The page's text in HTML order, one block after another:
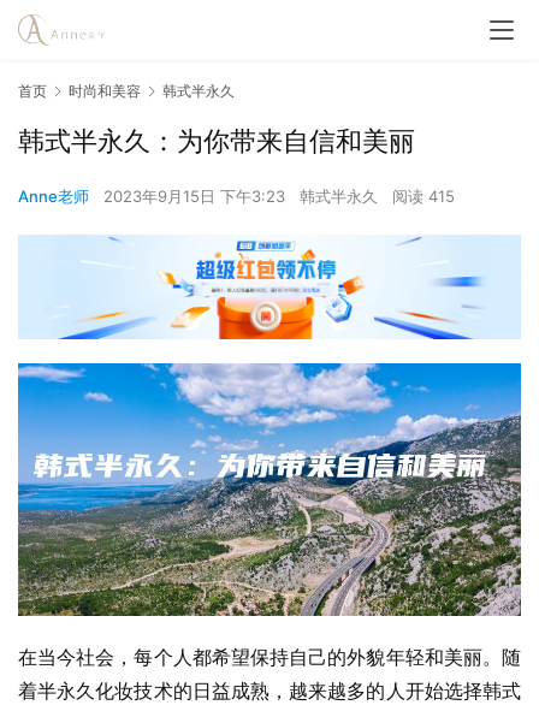
首页 时尚和美容 韩式半永久
韩式半永久：为你带来自信和美丽
Anne老师 2023年9月15日 下午3:23 韩式半永久 阅读 415
在当今社会，每个人都希望保持自己的外貌年轻和美丽。随
着半永久化妆技术的日益成熟，越来越多的人开始选择韩式